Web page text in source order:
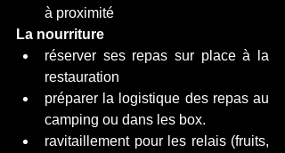
à proximité
La nourriture
réserver ses repas sur place à la
restauration
préparer la logistique des repas au
camping ou dans les box.
ravitaillement pour les relais (fruits,